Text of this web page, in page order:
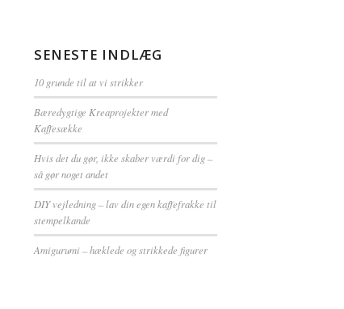
SENESTE INDLÆG
10 grunde til at vi strikker
Bæredygtige Kreaprojekter med
Kaffesække
Hvis det du gør, ikke skaber værdi for dig –
så gør noget andet
DIY vejledning – lav din egen kaffefrakke til
stempelkande
Amigurumi – hæklede og strikkede figurer